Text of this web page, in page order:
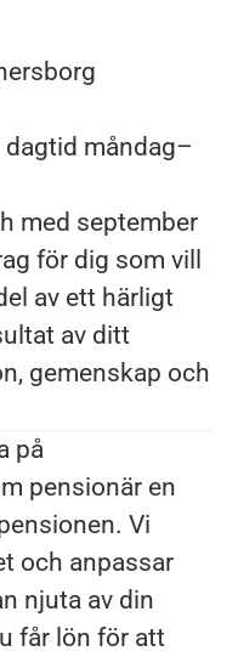
måndag–
med september
för dig som vill
av ett härligt
av ditt
gemenskap och
på
pensionär en
Vi
och anpassar
njuta av din
får lön för att